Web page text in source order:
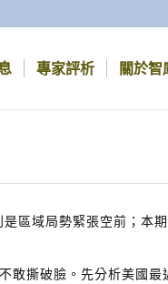
專家評析 關於智
區域局勢緊張空前；本
撕破臉。先分析美國